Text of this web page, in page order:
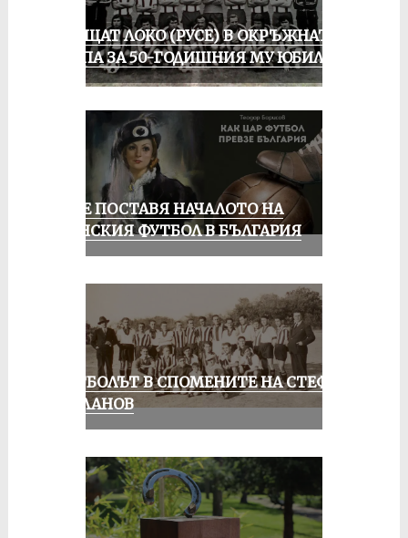
ПРАЩАТ ЛОКО (РУСЕ) В ОКРЪЖНАТА
ГРУПА ЗА 50-ГОДИШНИЯ МУ ЮБИЛЕЙ
РУСЕ ПОСТАВЯ НАЧАЛОТО НА
ЖЕНСКИЯ ФУТБОЛ В БЪЛГАРИЯ
ФУТБОЛЪТ В СПОМЕНИТЕ НА СТЕФАН
МИЛАНОВ